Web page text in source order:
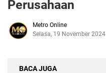
Perusahaan
Metro Online
Selasa, 19 November 2024
BACA JUGA